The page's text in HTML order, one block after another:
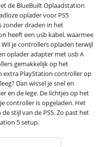
de BlueBuilt Oplaadstation
oplader voor PS5
zonder draden in het
heeft een usb kabel, waarmee
je controllers opladen terwijl
oplader adapter met usb A
gemakkelijk op het
extra PlayStation controller op
Dan wissel je snel en
en de lege. De lichtjes op het
controller is opgeladen. Het
stijl van de PS5. Zo past het
5 setup.